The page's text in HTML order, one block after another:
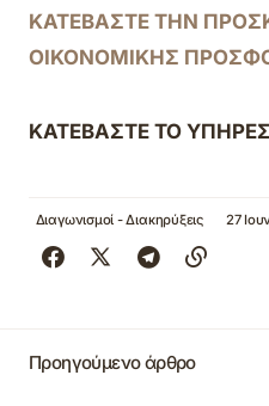
ΚΑΤΕΒΑΣΤΕ ΤΗΝ
ΟΙΚΟΝΟΜΙΚΗΣ
ΚΑΤΕΒΑΣΤΕ ΤΟ
Διαγωνισμοί - Διακηρύξεις 27
Προηγούμενο άρθρο